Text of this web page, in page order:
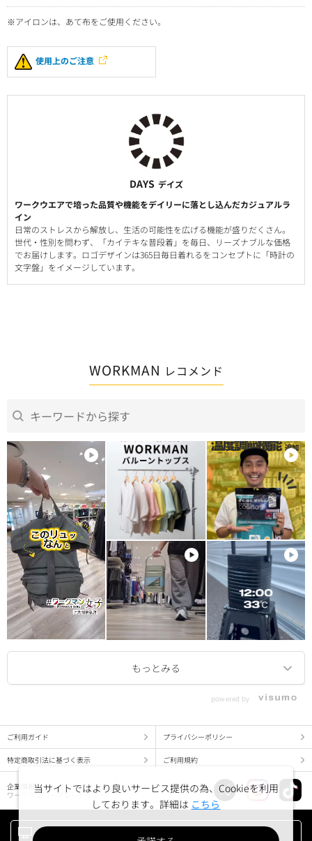
※アイロンは、あて布をご使用ください。
使用上のご注意
DAYS デイズ
ワークウエアで培った品質や機能をデイリーに落とし込んだカジュアルラ
イン
日常のストレスから解放し、生活の可能性を広げる機能が盛りだくさん。
世代・性別を問わず、「カイテキな普段着」を毎日、リーズナブルな価格
でお届けします。ロゴデザインは365日毎日着れるをコンセプトに「時計の
文字盤」をイメージしています。
WORKMAN レコメンド
powered by
ご利用ガイド プライバシーポリシー
特定商取引法に基づく表示 ご利用規約
企業情報
ワークマン コーポレートサイト
当サイトではより良いサービス提供の為、Cookieを利用
しております。詳細は こちら